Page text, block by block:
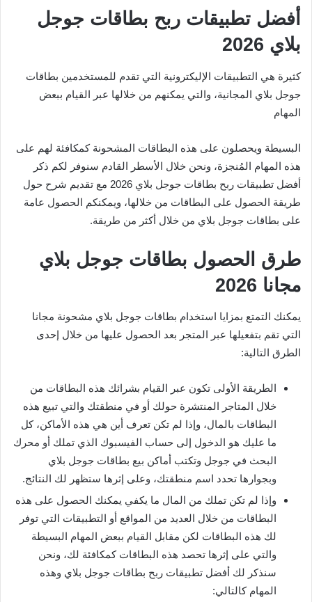
أفضل تطبيقات ربح بطاقات جوجل
بلاي 2026
كثيرة هي التطبيقات الإليكترونية التي تقدم للمستخدمين بطاقات
جوجل بلاي المجانية، والتي يمكنهم من خلالها عبر القيام ببعض
المهام
البسيطة ويحصلون على هذه البطاقات المشحونة كمكافئة لهم على
هذه المهام المُنجزة، ونحن خلال الأسطر القادم سنوفر لكم ذكر
أفضل تطبيقات ربح بطاقات جوجل بلاي 2026 مع تقديم شرح حول
طريقة الحصول على البطاقات من خلالها، ويمكنكم الحصول عامة
على بطاقات جوجل بلاي من خلال أكثر من طريقة.
طرق الحصول بطاقات جوجل بلاي
مجانا 2026
يمكنك التمتع بمزايا استخدام بطاقات جوجل بلاي مشحونة مجانا
التي تقم بتفعيلها عبر المتجر بعد الحصول عليها من خلال إحدى
الطرق التالية:
الطريقة الأولى تكون عبر القيام بشرائك هذه البطاقات من
خلال المتاجر المنتشرة حولك أو في منطقتك والتي تبيع هذه
البطاقات بالمال، وإذا لم تكن تعرف أين هي هذه الأماكن، كل
ما عليك هو الدخول إلى حساب الفيسبوك الذي تملك أو محرك
البحث في جوجل وتكتب أماكن بيع بطاقات جوجل بلاي
وبجوارها تحدد اسم منطقتك، وعلى إثرها ستظهر لك النتائج.
وإذا لم تكن تملك من المال ما يكفي يمكنك الحصول على هذه
البطاقات من خلال العديد من المواقع أو التطبيقات التي توفر
لك هذه البطاقات لكن مقابل القيام ببعض المهام البسيطة
والتي على إثرها تحصد هذه البطاقات كمكافئة لك، ونحن
سنذكر لك أفضل تطبيقات ربح بطاقات جوجل بلاي وهذه
المهام كالتالي: